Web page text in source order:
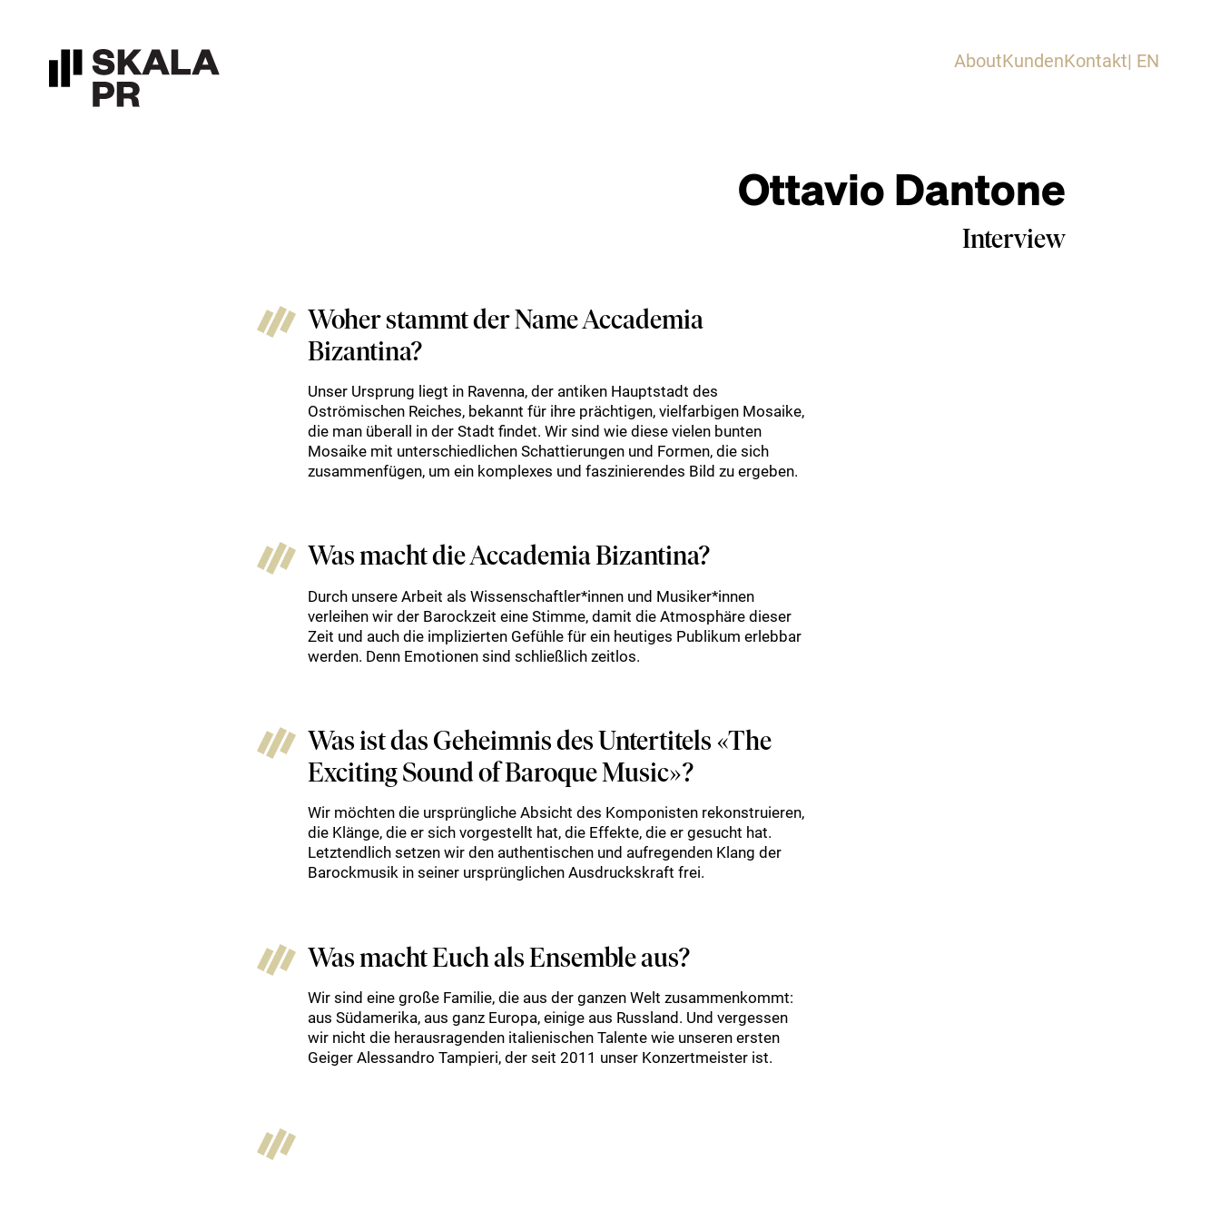
AboutKundenKontakt| EN
Ottavio Dantone
Interview
Woher stammt der Name Accademia
Bizantina?
Unser Ursprung liegt in Ravenna, der antiken Hauptstadt des
Oströmischen Reiches, bekannt für ihre prächtigen, vielfarbigen Mosaike,
die man überall in der Stadt findet. Wir sind wie diese vielen bunten
Mosaike mit unterschiedlichen Schattierungen und Formen, die sich
zusammenfügen, um ein komplexes und faszinierendes Bild zu ergeben.
Was macht die Accademia Bizantina?
Durch unsere Arbeit als Wissenschaftler*innen und Musiker*innen
verleihen wir der Barockzeit eine Stimme, damit die Atmosphäre dieser
Zeit und auch die implizierten Gefühle für ein heutiges Publikum erlebbar
werden. Denn Emotionen sind schließlich zeitlos.
Was ist das Geheimnis des Untertitels «The
Exciting Sound of Baroque Music»?
Wir möchten die ursprüngliche Absicht des Komponisten rekonstruieren,
die Klänge, die er sich vorgestellt hat, die Effekte, die er gesucht hat.
Letztendlich setzen wir den authentischen und aufregenden Klang der
Barockmusik in seiner ursprünglichen Ausdruckskraft frei.
Was macht Euch als Ensemble aus?
Wir sind eine große Familie, die aus der ganzen Welt zusammenkommt:
aus Südamerika, aus ganz Europa, einige aus Russland. Und vergessen
wir nicht die herausragenden italienischen Talente wie unseren ersten
Geiger Alessandro Tampieri, der seit 2011 unser Konzertmeister ist.